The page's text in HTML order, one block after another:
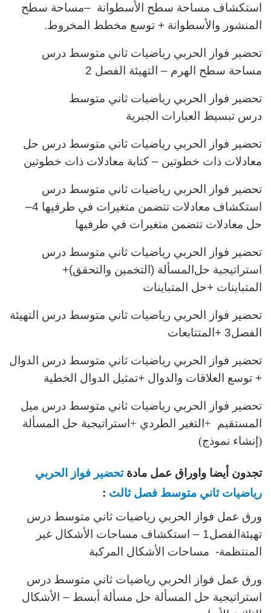
استكشاف مساحة سطح الأسطوانة –مساحة سطح
المنشور والأسطوانة + توسع مخطط المخروط.
تحضير فواز الحربي رياضيات ثاني متوسط درس
مساحة سطح الهرم – التهيئة الفصل 2
تحضير فواز الحربي رياضيات ثاني متوسط
درس تبسيط العبارات الجبرية
تحضير فواز الحربي رياضيات ثاني متوسط درس حل
معادلات ذات خطوتين – كتابة معادلات ذات خطوتين
تحضير فواز الحربي رياضيات ثاني متوسط درس
استكشاف معادلات تتضمن متغيرات في طرفيها 4
–
حل معادلات تتضمن متغيرات في طرفيها
تحضير فواز الحربي رياضيات ثاني متوسط درس
استراتيجية حلالمسألة (التخمين والتحقق)+
المتباينات +حل المتباينات
تحضير فواز الحربي رياضيات ثاني متوسط درس التهيئة
الفصل3
+المتتابعات
تحضير فواز الحربي رياضيات ثاني متوسط درس الدوال
+ توسع العلاقات والدوال +تمثيل الدوال الخطية
تحضير فواز الحربي رياضيات ثاني متوسط درس ميل
المستقيم
+التغير الطردي +استراتيجية حل المسألة
(إنشاء نموذج)
تجدون أيضا واوراق عمل مادةتحضير فواز الحربي
رياضيات ثاني متوسط فصل ثالث :
ورق عمل فواز الحربي رياضيات ثاني متوسط درس
تهيئةالفصل1 – استكشاف مساحات الأشكال غير
المنتظمة- مساحات الأشكال المركبة
ورق عمل فواز الحربي رياضيات ثاني متوسط درس
استراتيجية حل المسألة حل مسألة أبسط – الأشكال